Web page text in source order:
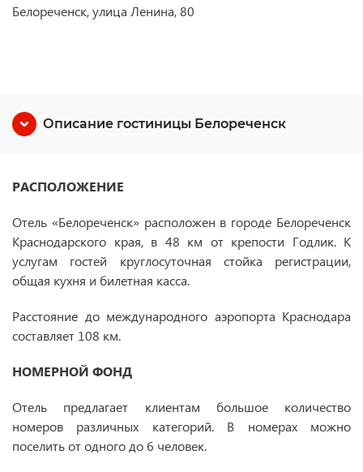
Белореченск, улица Ленина, 80
Описание гостиницы Белореченск
РАСПОЛОЖЕНИЕ
Отель «Белореченск» расположен в городе Белореченск
Краснодарского края, в 48 км от крепости Годлик. К
услугам гостей круглосуточная стойка регистрации,
общая кухня и билетная касса.
Расстояние до международного аэропорта Краснодара
составляет 108 км.
НОМЕРНОЙ ФОНД
Отель предлагает клиентам большое количество
номеров различных категорий. В номерах можно
поселить от одного до 6 человек.